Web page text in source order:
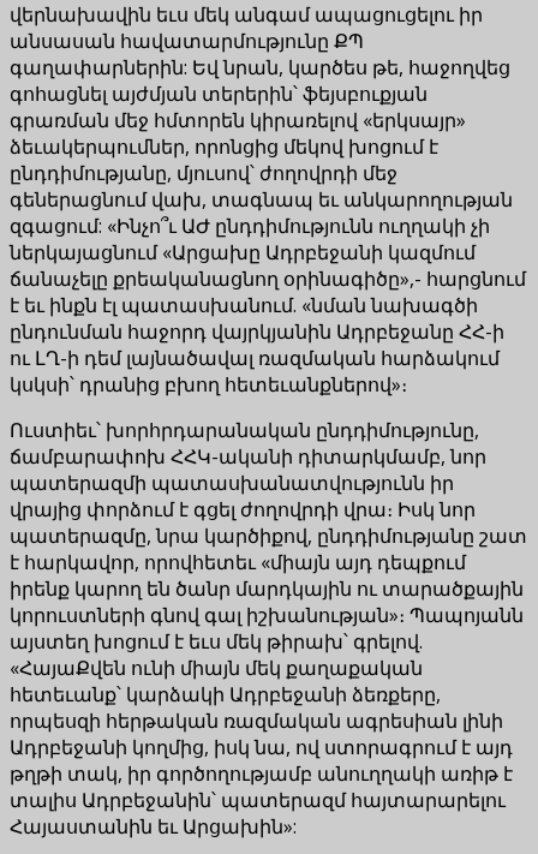
վերնախավին եւս մեկ անգամ ապացուցելու իր
անսասան հավատարմությունը ՔՊ
գաղափարներին: Եվ նրան, կարծես թե, հաջողվեց
գոհացնել այժմյան տերերին՝ ֆեյսբուքյան
գրառման մեջ հմտորեն կիրառելով «երկսայր»
ձեւակերպումներ, որոնցից մեկով խոցում է
ընդդիմությանը, մյուսով՝ ժողովրդի մեջ
գեներացնում վախ, տագնապ եւ անկարողության
զգացում: «Ինչո՞ւ ԱԺ ընդդիմությունն ուղղակի չի
ներկայացնում «Արցախը Ադրբեջանի կազմում
ճանաչելը քրեականացնող օրինագիծը»,- հարցնում
է եւ ինքն էլ պատասխանում. «նման նախագծի
ընդունման հաջորդ վայրկյանին Ադրբեջանը ՀՀ-ի
ու ԼՂ-ի դեմ լայնածավալ ռազմական հարձակում
կսկսի՝ դրանից բխող հետեւանքներով»։
Ուստիեւ՝ խորհրդարանական ընդդիմությունը,
ճամբարափոխ ՀՀԿ-ականի դիտարկմամբ, նոր
պատերազմի պատասխանատվությունն իր
վրայից փորձում է գցել ժողովրդի վրա։ Իսկ նոր
պատերազմը, նրա կարծիքով, ընդդիմությանը շատ
է հարկավոր, որովհետեւ «միայն այդ դեպքում
իրենք կարող են ծանր մարդկային ու տարածքային
կորուստների գնով գալ իշխանության»։ Պապոյանն
այստեղ խոցում է եւս մեկ թիրախ՝ գրելով.
«ՀայաՔվեն ունի միայն մեկ քաղաքական
հետեւանք՝ կարձակի Ադրբեջանի ձեռքերը,
որպեսզի հերթական ռազմական ագրեսիան լինի
Ադրբեջանի կողմից, իսկ նա, ով ստորագրում է այդ
թղթի տակ, իր գործողությամբ անուղղակի առիթ է
տալիս Ադրբեջանին՝ պատերազմ հայտարարելու
Հայաստանին եւ Արցախին»: